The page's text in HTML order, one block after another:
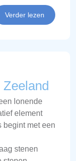
Verder lezen
lonende
element
begint met een
stenen